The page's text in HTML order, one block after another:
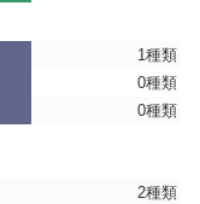
1種類
0種類
0種類
2種類